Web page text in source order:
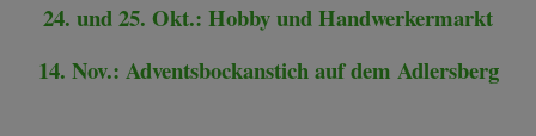
24. und 25. Okt.: Hobby und Handwerkermarkt
14. Nov.: Adventsbockanstich auf dem Adlersberg